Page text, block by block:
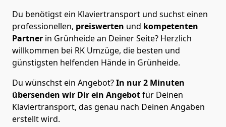
Du benötigst ein Klaviertransport und suchst einen
professionellen, preiswerten und kompetenten
Partner in Grünheide an Deiner Seite? Herzlich
willkommen bei RK Umzüge, die besten und
günstigsten helfenden Hände in Grünheide.
Du wünschst ein Angebot?In nur 2 Minuten
übersenden wir Dir ein Angebotfür Deinen
Klaviertransport, das genau nach Deinen Angaben
erstellt wird.